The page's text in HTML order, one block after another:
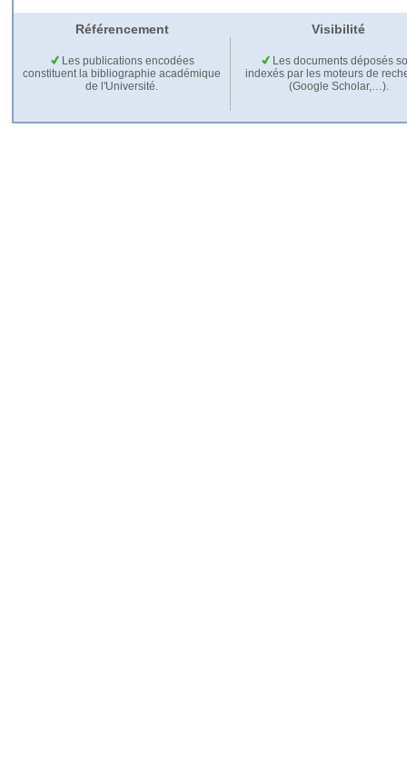
Référencement Visibilité
Les publications encodées
constituent la bibliographie académique
de l'Université.
Les documents déposés
indexés par les moteurs de
(Google Scholar,…).